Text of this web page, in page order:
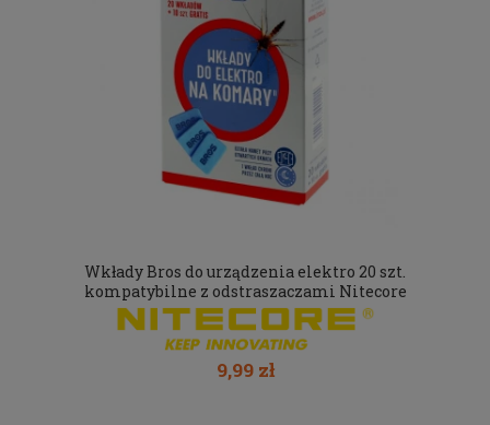
Wkłady Bros do urządzenia elektro 20 szt.
kompatybilne z odstraszaczami Nitecore
9,99 zł